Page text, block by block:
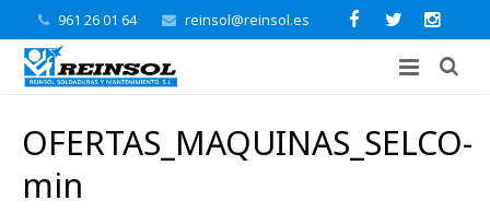
961 26 01 64 reinsol@reinsol.es
OFERTAS_MAQUINAS_SELCO-
min